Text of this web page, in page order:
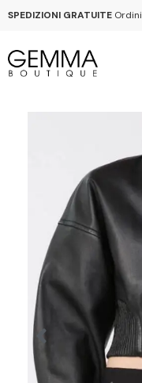
SPEDIZIONI GRATUITE